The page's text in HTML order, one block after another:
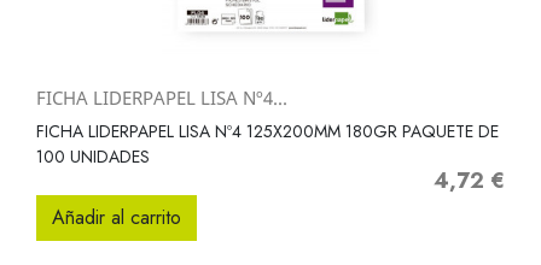
FICHA LIDERPAPEL LISA Nº4...
FICHA LIDERPAPEL LISA Nº4 125X200MM 180GR PAQUETE DE
100 UNIDADES
Precio
4,72 €
Añadir al carrito